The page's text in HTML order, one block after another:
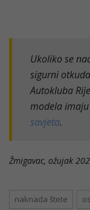
Ukoliko se
sigurni
Autokluba
modela
savjeta.
Žmigavac, ožujak
naknada štete